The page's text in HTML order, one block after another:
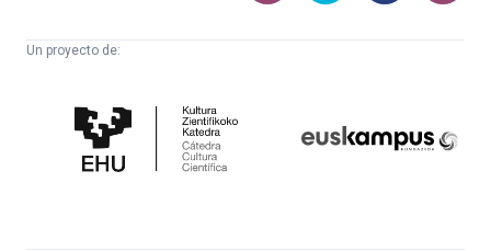
Un proyecto de:
Cultura
Científica